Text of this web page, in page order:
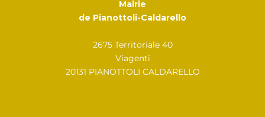
Mairie
de Pianottoli-Caldarello
2675 Territoriale 40
Viagenti
20131 PIANOTTOLI CALDARELLO